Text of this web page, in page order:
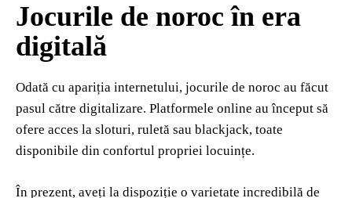
Jocurile de noroc în era
digitală
Odată cu apariția internetului, jocurile de noroc au făcut
pasul către digitalizare. Platformele online au început să
ofere acces la sloturi, ruletă sau blackjack, toate
disponibile din confortul propriei locuințe.
În prezent, aveți la dispoziție o varietate incredibilă de